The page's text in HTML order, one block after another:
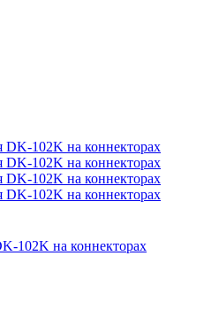
102K на коннекторах